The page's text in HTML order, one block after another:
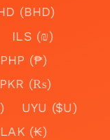
(BHD)
ILS (₪)
PHP (₱)
PKR (₨)
UYU ($U)
LAK (₭)